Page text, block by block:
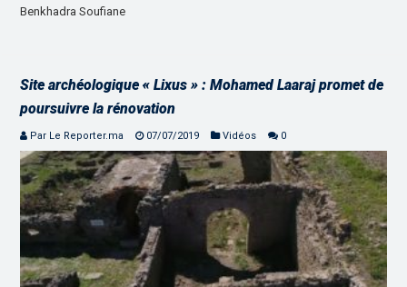
Benkhadra Soufiane
Site archéologique « Lixus » : Mohamed Laaraj promet de
poursuivre la rénovation
Par Le Reporter.ma 07/07/2019 Vidéos 0